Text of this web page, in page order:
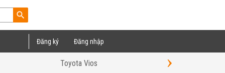
search
Đăng ký Đăng nhập
Toyota Vios ›